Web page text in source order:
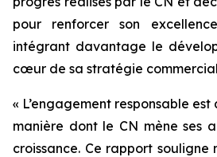
pour renforcer son
intégrant davantage le
cœur de sa stratégie
« L’engagement responsable
manière dont le CN mène ses
croissance. Ce rapport